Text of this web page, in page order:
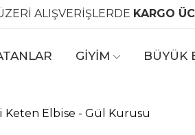
ALIŞVERİŞLERDE KARGO
GİYİM BÜYÜK
Keten Elbise - Gül Kurusu